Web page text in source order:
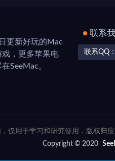
更新好玩的Mac
，更多苹果电
SeeMac。
联系
联系QQ
仅用于学习和研究使用，版权归
Copyright © 2020